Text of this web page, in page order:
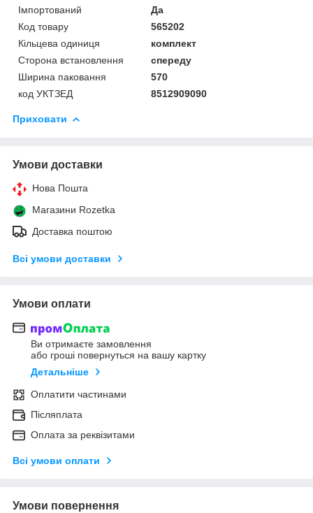
Імпортований
Да
Код товару
565202
Кільцева одиниця
комплект
Сторона встановлення
спереду
Ширина паковання
570
код УКТЗЕД
8512909090
Приховати
Умови доставки
Нова Пошта
Магазини Rozetka
Доставка поштою
Всі умови доставки
Умови оплати
Ви отримаєте замовлення
або гроші повернуться на вашу картку
Детальніше
Оплатити частинами
Післяплата
Оплата за реквізитами
Всі умови оплати
Умови повернення